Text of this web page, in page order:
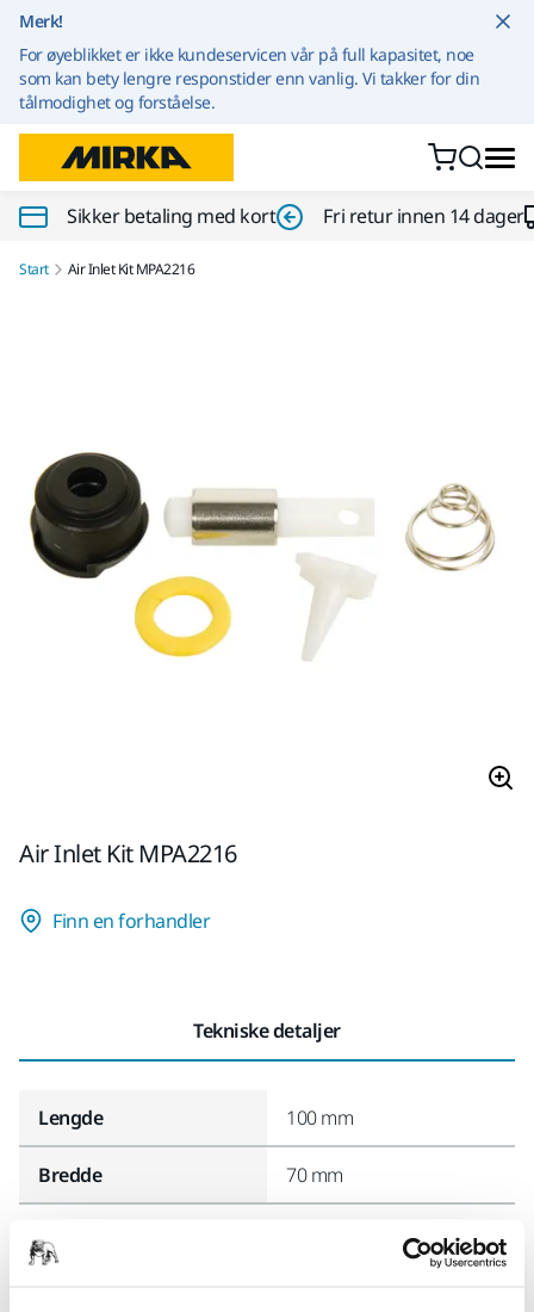
Merk!
For øyeblikket er ikke kundeservicen vår på full kapasitet, noe
som kan bety lengre responstider enn vanlig. Vi takker for din
tålmodighet og forståelse.
Sikker betaling med kort Fri retur innen 14 dager
Start Air Inlet Kit MPA2216
Air Inlet Kit MPA2216
Finn en forhandler
Tekniske detaljer
Lengde 100 mm
Bredde 70 mm